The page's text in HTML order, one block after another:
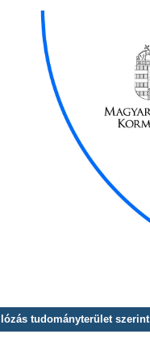
tudományterület szerint